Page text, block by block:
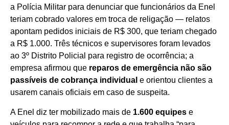
a Polícia Militar para denunciar que funcionários da Enel
teriam cobrado valores em troca de religação — relatos
apontam pedidos iniciais de R$ 300, que teriam chegado
a R$ 1.000. Três técnicos e supervisores foram levados
ao 3º Distrito Policial para registro de ocorrência; a
empresa afirmou que reparos de emergência não são
passíveis de cobrança individual e orientou clientes a
usarem canais oficiais em caso de suspeita.
A Enel diz ter mobilizado mais de 1.600 equipes e